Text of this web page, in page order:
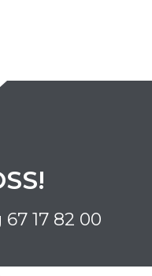
67 17 82 00